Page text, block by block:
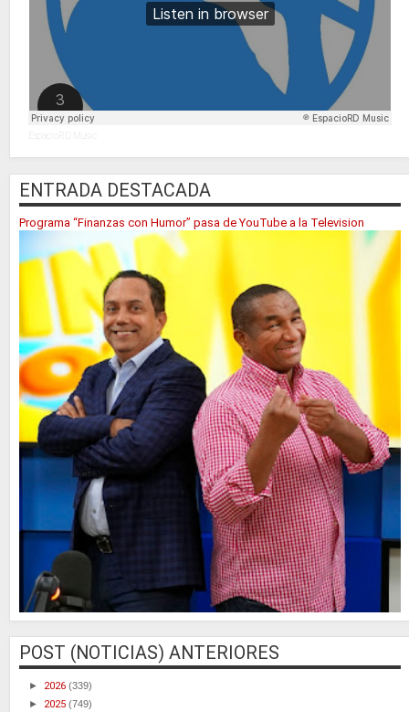
EspacioRD Music
ENTRADA DESTACADA
Programa “Finanzas con Humor” pasa de YouTube a la Television
POST (NOTICIAS) ANTERIORES
► 2026 (339)
► 2025 (749)